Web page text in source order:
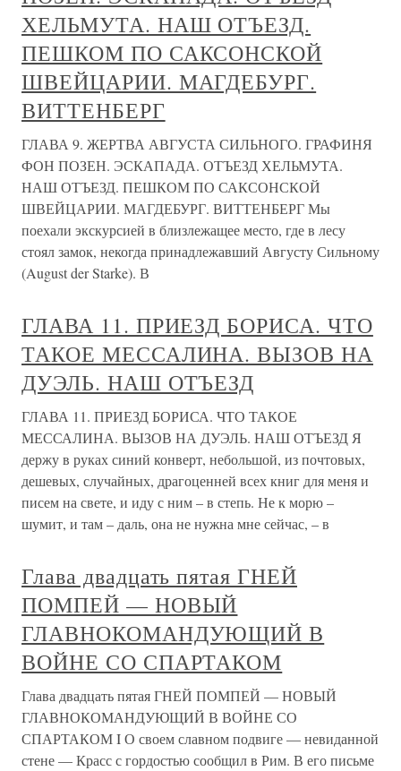
ХЕЛЬМУТА. НАШ ОТЪЕЗД.
ПЕШКОМ ПО САКСОНСКОЙ
ШВЕЙЦАРИИ. МАГДЕБУРГ.
ВИТТЕНБЕРГ
ГЛАВА 9. ЖЕРТВА АВГУСТА СИЛЬНОГО. ГРАФИНЯ
ФОН ПОЗЕН. ЭСКАПАДА. ОТЪЕЗД ХЕЛЬМУТА.
НАШ ОТЪЕЗД. ПЕШКОМ ПО САКСОНСКОЙ
ШВЕЙЦАРИИ. МАГДЕБУРГ. ВИТТЕНБЕРГ Мы
поехали экскурсией в близлежащее место, где в лесу
стоял замок, некогда принадлежавший Августу Сильному
(August der Starke). В
ГЛАВА 11. ПРИЕЗД БОРИСА. ЧТО
ТАКОЕ МЕССАЛИНА. ВЫЗОВ НА
ДУЭЛЬ. НАШ ОТЪЕЗД
ГЛАВА 11. ПРИЕЗД БОРИСА. ЧТО ТАКОЕ
МЕССАЛИНА. ВЫЗОВ НА ДУЭЛЬ. НАШ ОТЪЕЗД Я
держу в руках синий конверт, небольшой, из почтовых,
дешевых, случайных, драгоценней всех книг для меня и
писем на свете, и иду с ним – в степь. Не к морю –
шумит, и там – даль, она не нужна мне сейчас, – в
Глава двадцать пятая ГНЕЙ
ПОМПЕЙ — НОВЫЙ
ГЛАВНОКОМАНДУЮЩИЙ В
ВОЙНЕ СО СПАРТАКОМ
Глава двадцать пятая ГНЕЙ ПОМПЕЙ — НОВЫЙ
ГЛАВНОКОМАНДУЮЩИЙ В ВОЙНЕ СО
СПАРТАКОМ I О своем славном подвиге — невиданной
стене — Красс с гордостью сообщил в Рим. В его письме